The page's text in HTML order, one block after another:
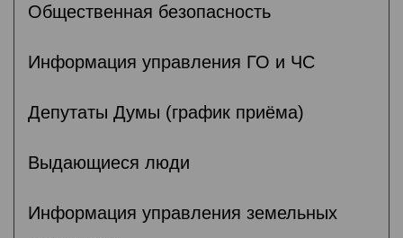
Общественная безопасность
Информация управления ГО и ЧС
Депутаты Думы (график приёма)
Выдающиеся люди
Информация управления земельных